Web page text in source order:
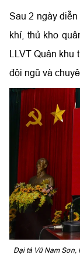
Sau 2 ngày
khí, thủ kho
LLVT Quân khu
đội ngũ và
Đại tá Vũ Nam Sơn,